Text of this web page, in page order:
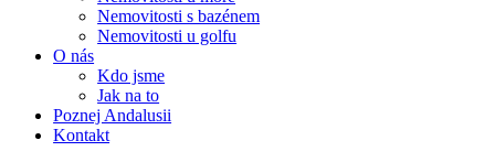
Nemovitosti s bazénem
Nemovitosti u golfu
O nás
Kdo jsme
Jak na to
Poznej Andalusii
Kontakt